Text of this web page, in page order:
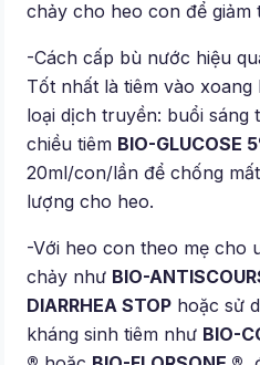
chảy cho heo con để giảm
-Cách cấp bù nước hiệu
Tốt nhất là tiêm vào
loại dịch truyền: buổi sáng
chiều tiêm BIO-GLUCOSE
20ml/con/lần để chống
lượng cho heo.
-Với heo con theo mẹ cho
chảy như BIO-
DIARRHEA STOP hoặc sử
kháng sinh tiêm như BIO-